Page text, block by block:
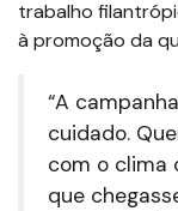
trabalho
à promoção da
“A
cuidado.
com o clima
que